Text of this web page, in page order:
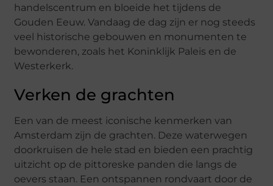
handelscentrum en bloeide het tijdens de
Gouden Eeuw. Vandaag de dag zijn er nog steeds
veel historische gebouwen en monumenten te
bewonderen, zoals het Koninklijk Paleis en de
Westerkerk.
Verken de grachten
Een van de meest iconische kenmerken van
Amsterdam zijn de grachten. Deze waterwegen
doorkruisen de hele stad en bieden een prachtig
uitzicht op de pittoreske panden die langs de
oevers staan. Een ontspannen rondvaart door de